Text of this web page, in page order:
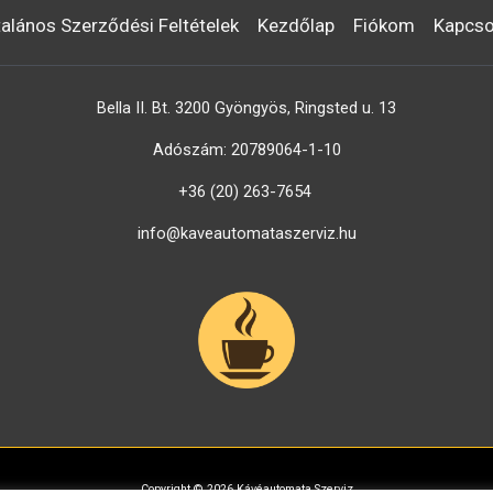
Szerződési Feltételek Kezdőlap Fiókom
Bella II. Bt. 3200 Gyöngyös, Ringsted u. 13
Adószám: 20789064-1-10
+36 (20) 263-7654
info@kaveautomataszerviz.hu
Copyright © 2026 Kávéautomata Szerviz